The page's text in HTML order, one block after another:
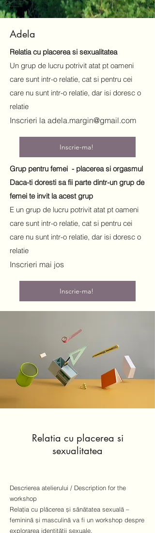
Adela
Relatia cu placerea si sexualitatea​
Un grup de lucru potrivit atat pt oameni
care sunt intr-o relatie, cat si pentru cei
care nu sunt intr-o relatie, dar isi doresc o
relatie
Inscrieri la adela.margin@gmail.com
Inscrie-ma!
Grup pentru femei - placerea si orgasmul
Daca-ti doresti sa fii parte dintr-un grup de
femei te invit la acest grup
E un grup de lucru potrivit atat pt oameni
care sunt intr-o relatie, cat si pentru cei
care nu sunt intr-o relatie, dar isi doresc o
relatie
Inscrieri mai jos
Inscrie-ma!
Relatia cu placerea si
sexualitatea
Descrierea atelierului / Description for the
workshop
Relația cu plăcerea și sănătatea sexuală –
feminină și masculină va fi un workshop despre
explorarea identității sexuale.